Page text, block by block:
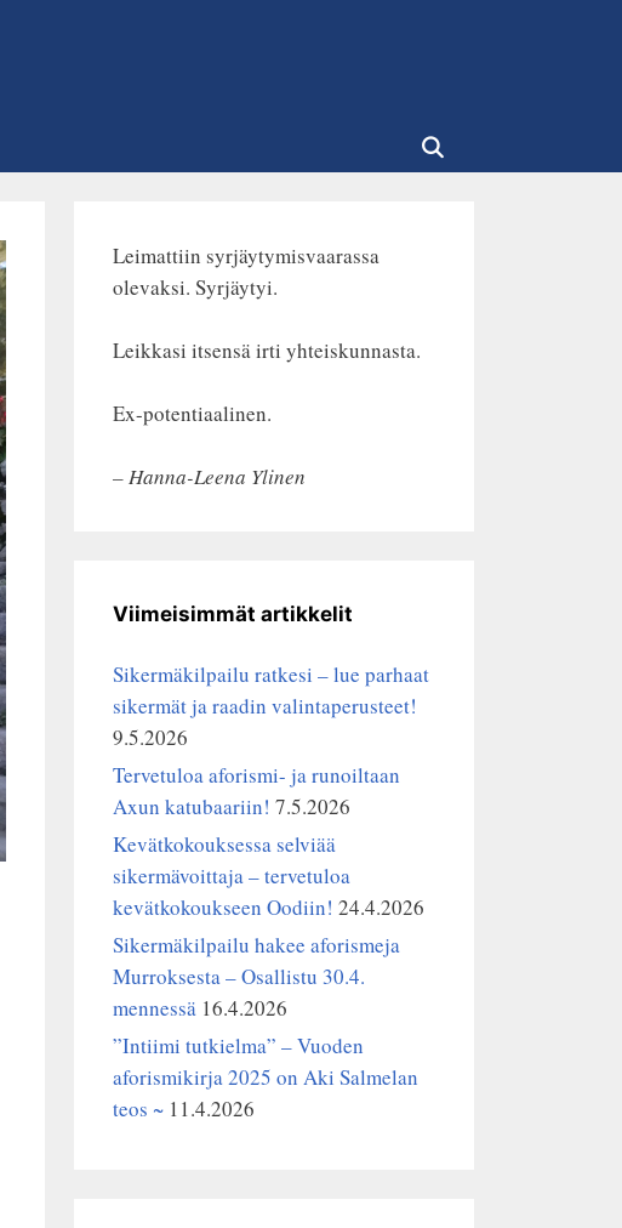
Leimattiin syrjäytymisvaarassa
olevaksi. Syrjäytyi.
Leikkasi itsensä irti yhteiskunnasta.
Ex-potentiaalinen.
– Hanna-Leena Ylinen
Viimeisimmät artikkelit
Sikermäkilpailu ratkesi – lue parhaat
sikermät ja raadin valintaperusteet!
9.5.2026
Tervetuloa aforismi- ja runoiltaan
Axun katubaariin! 7.5.2026
Kevätkokouksessa selviää
sikermävoittaja – tervetuloa
kevätkokoukseen Oodiin! 24.4.2026
Sikermäkilpailu hakee aforismeja
Murroksesta – Osallistu 30.4.
mennessä 16.4.2026
”Intiimi tutkielma” – Vuoden
aforismikirja 2025 on Aki Salmelan
teos ~ 11.4.2026